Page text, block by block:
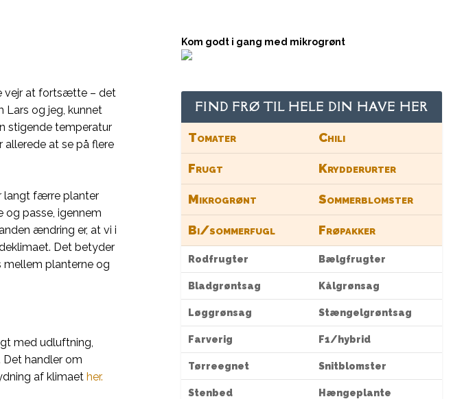
vejr at fortsætte – det
Lars og jeg, kunnet
stigende temperatur
at se på flere
langt færre planter
passe, igennem
ændring er, at vi i
Det betyder
planterne og
med udluftning,
handler om
af klimaet her.
Kom godt i gang med mikrogrønt
FIND FRØ TIL HELE DIN HAVE HER
Tomater Chili
Frugt Krydderurter
Mikrogrønt Sommerblomster
Bi/sommerfugl Frøpakker
Rodfrugter Bælgfrugter
Bladgrøntsag Kålgrønsag
Løggrønsag Stængelgrøntsag
Farverig F1/hybrid
Tørreegnet Snitblomster
Stenbed Hængeplante